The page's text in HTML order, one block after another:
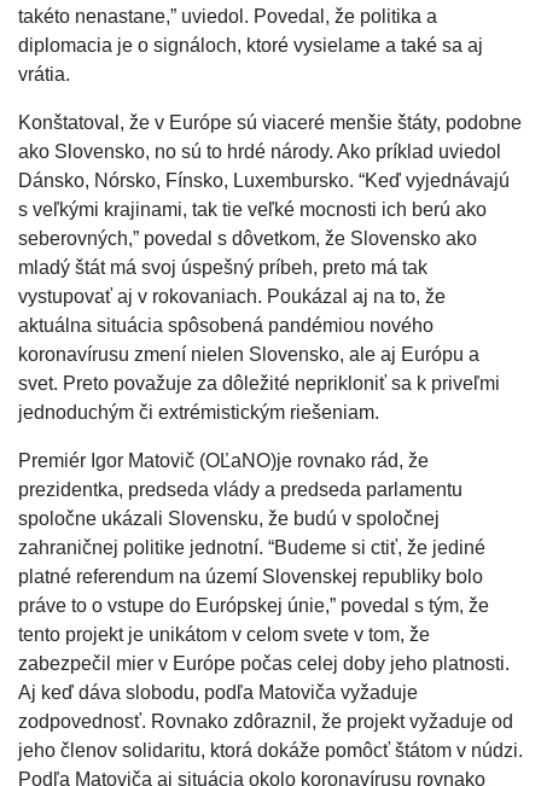
takéto nenastane,” uviedol. Povedal, že politika a
diplomacia je o signáloch, ktoré vysielame a také sa aj
vrátia.
Konštatoval, že v Európe sú viaceré menšie štáty, podobne
ako Slovensko, no sú to hrdé národy. Ako príklad uviedol
Dánsko, Nórsko, Fínsko, Luxembursko. “Keď vyjednávajú
s veľkými krajinami, tak tie veľké mocnosti ich berú ako
seberovných,” povedal s dôvetkom, že Slovensko ako
mladý štát má svoj úspešný príbeh, preto má tak
vystupovať aj v rokovaniach. Poukázal aj na to, že
aktuálna situácia spôsobená pandémiou nového
koronavírusu zmení nielen Slovensko, ale aj Európu a
svet. Preto považuje za dôležité neprikloniť sa k priveľmi
jednoduchým či extrémistickým riešeniam.
Premiér Igor Matovič (OĽaNO)je rovnako rád, že
prezidentka, predseda vlády a predseda parlamentu
spoločne ukázali Slovensku, že budú v spoločnej
zahraničnej politike jednotní. “Budeme si ctiť, že jediné
platné referendum na území Slovenskej republiky bolo
práve to o vstupe do Európskej únie,” povedal s tým, že
tento projekt je unikátom v celom svete v tom, že
zabezpečil mier v Európe počas celej doby jeho platnosti.
Aj keď dáva slobodu, podľa Matoviča vyžaduje
zodpovednosť. Rovnako zdôraznil, že projekt vyžaduje od
jeho členov solidaritu, ktorá dokáže pomôcť štátom v núdzi.
Podľa Matoviča aj situácia okolo koronavírusu rovnako